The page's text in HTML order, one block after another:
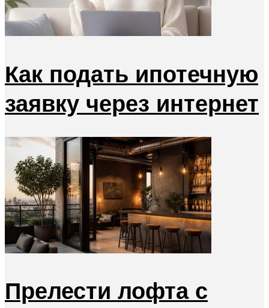
Как подать ипотечную
заявку через интернет
Прелести лофта с